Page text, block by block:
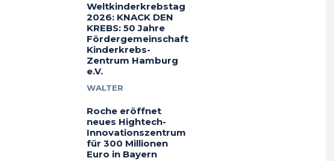
Weltkinderkrebstag
2026: KNACK DEN
KREBS: 50 Jahre
Fördergemeinschaft
Kinderkrebs-
Zentrum Hamburg
e.V.
WALTER
Roche eröffnet
neues Hightech-
Innovationszentrum
für 300 Millionen
Euro in Bayern